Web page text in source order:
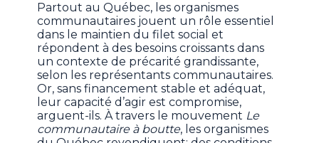
Partout au Québec, les organismes
communautaires jouent un rôle essentiel
dans le maintien du filet social et
répondent à des besoins croissants dans
un contexte de précarité grandissante,
selon les représentants communautaires.
Or, sans financement stable et adéquat,
leur capacité d’agir est compromise,
arguent-ils. À travers le mouvement Le
communautaire à boutte, les organismes